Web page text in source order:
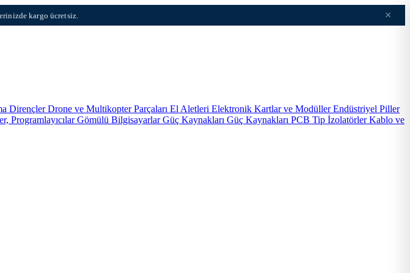
kargo ücretsiz. ×
DirençlerDrone ve Multikopter Parçaları El Aletleri Elektronik Kartlar ve ModüllerEndüstriyel Piller
ProgramlayıcılarGömülü BilgisayarlarGüç Kaynakları Güç Kaynakları PCB Tip İzolatörlerKablo ve